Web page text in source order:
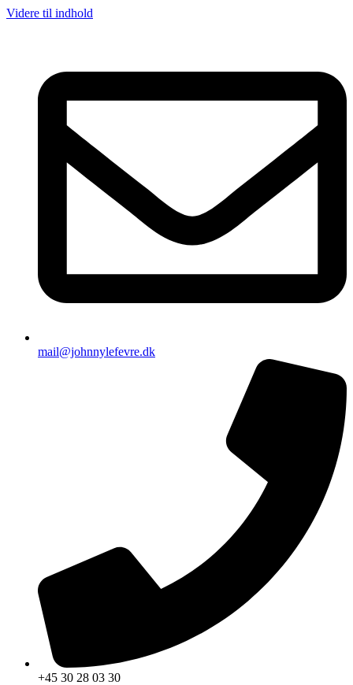
Videre til indhold
mail@johnnylefevre.dk
+45 30 28 03 30